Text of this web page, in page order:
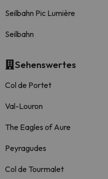
Seilbahn Pic Lumière
Seilbahn
Sehenswertes
Col de Portet
Val-Louron
The Eagles of Aure
Peyragudes
Col de Tourmalet